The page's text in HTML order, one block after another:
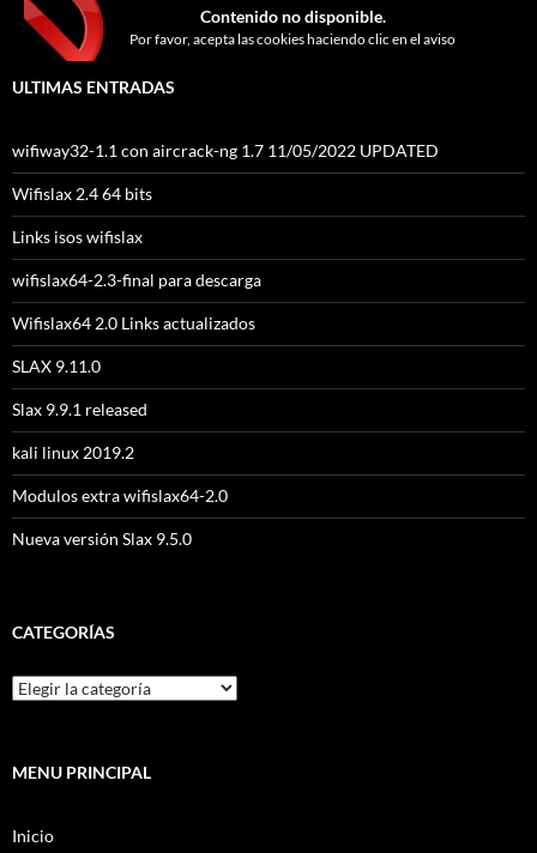
Contenido no disponible.
Por favor, acepta las cookies haciendo clic en el aviso
ULTIMAS ENTRADAS
wifiway32-1.1 con aircrack-ng 1.7 11/05/2022 UPDATED
Wifislax 2.4 64 bits
Links isos wifislax
wifislax64-2.3-final para descarga
Wifislax64 2.0 Links actualizados
SLAX 9.11.0
Slax 9.9.1 released
kali linux 2019.2
Modulos extra wifislax64-2.0
Nueva versión Slax 9.5.0
CATEGORÍAS
MENU PRINCIPAL
Inicio